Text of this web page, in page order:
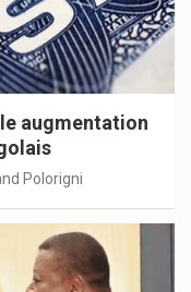
augmentation
Polorigni